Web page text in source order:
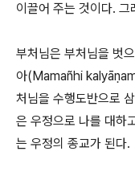
이끌어 주는 것이다. 그
부처님은 부처님을 벗
아(Mamañhi kalyāṇ
처님을 수행도반으로
은 우정으로 나를 대하
는 우정의 종교가 된다.